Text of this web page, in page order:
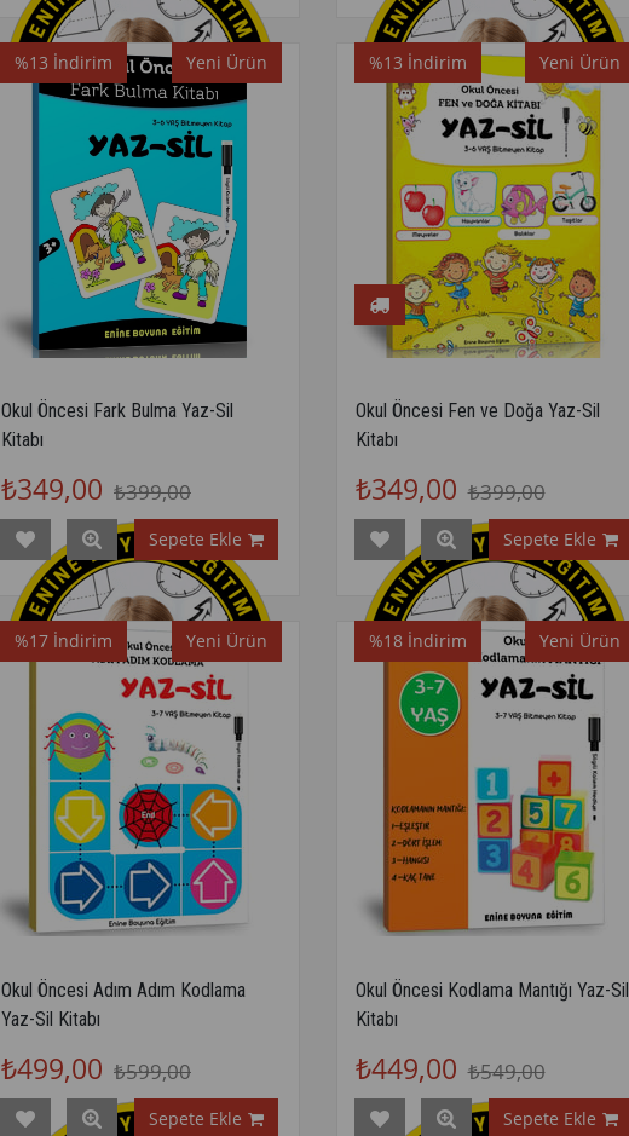
Okul Öncesi Fark Bulma Yaz-Sil
Kitabı
₺349,00 ₺399,00
Sepete Ekle
%13 İndirim Yeni Ürün
Okul Öncesi Fen ve Doğa Yaz-Sil
Kitabı
₺349,00 ₺399,00
Sepete Ekle
%13 İndirim Yeni Ürün
Okul Öncesi Adım Adım Kodlama
Yaz-Sil Kitabı
₺499,00 ₺599,00
Sepete Ekle
%17 İndirim Yeni Ürün
Okul Öncesi Kodlama Mantığı Yaz-Sil
Kitabı
₺449,00 ₺549,00
Sepete Ekle
%18 İndirim Yeni Ürün